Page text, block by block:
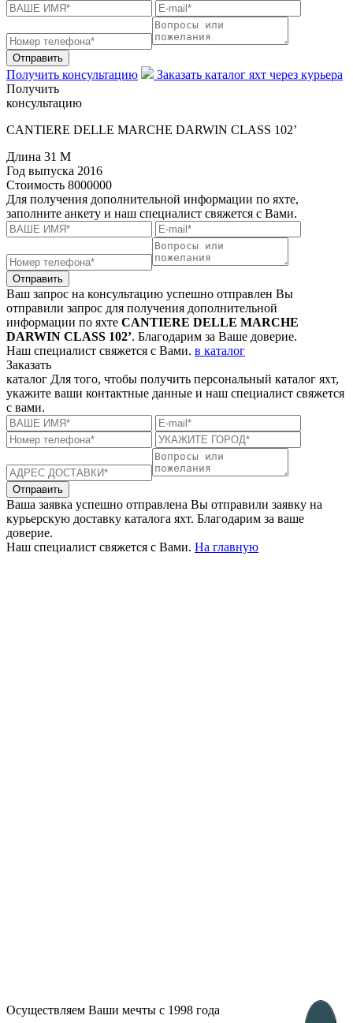
Отправить
Получить консультацию
Заказать каталог яхт через курьера
Получить
консультацию
CANTIERE DELLE MARCHE DARWIN CLASS 102’
Длина 31 M
Год выпуска 2016
Стоимость 8000000
Для получения дополнительной информации по яхте,
заполните анкету и наш специалист свяжется с Вами.
Отправить
Ваш запрос на консультацию успешно отправлен Вы
отправили запрос для получения дополнительной
информации по яхте CANTIERE DELLE MARCHE
DARWIN CLASS 102’. Благодарим за Ваше доверие.
Наш специалист свяжется с Вами. в каталог
Заказать
каталог Для того, чтобы получить персональный каталог яхт,
укажите ваши контактные данные и наш специалист свяжется
с вами.
Отправить
Ваша заявка успешно отправлена Вы отправили заявку на
курьерскую доставку каталога яхт. Благодарим за ваше
доверие.
Наш специалист свяжется с Вами. На главную
Осуществляем Ваши мечты с 1998 года